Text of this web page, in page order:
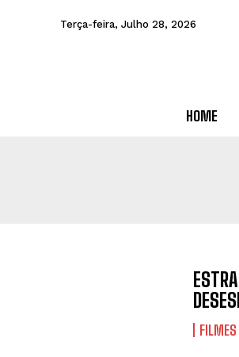
Terça-feira, Julho 28, 2026
HOME
FILMES